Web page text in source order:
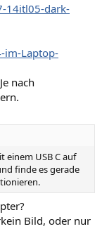
14itl05-dark-
im-Laptop-
nach
einem USB C auf
finde es gerade
Bild, oder nur